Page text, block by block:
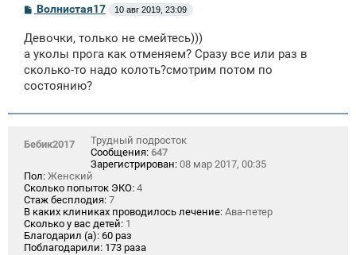
С
б
щ
е
н
и
Волнистая17 10 авг 2019, 23:09
Девочки, только не смейтесь)))
а уколы прога как отменяем? Сразу все или раз в
сколько-то надо колоть?смотрим потом по
состоянию?
Бебик2017
Трудный подросток
Сообщения: 647
Зарегистрирован: 08 мар 2017, 00:35
Пол: Женский
Сколько попыток ЭКО: 4
Стаж бесплодия: 7
В каких клиниках проводилось лечение: Ава-петер
Сколько у вас детей: 1
Благодарил (а): 60 раз
Поблагодарили: 173 раза